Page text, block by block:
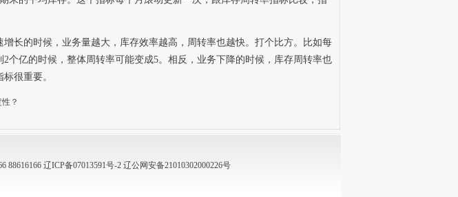
长的时候，业务量越大，库存效率越高，周转率也越快。打个比方。比如每
2个亿的时候，整体周转率可能变成5。相反，业务下降的时候，库存周转率也
很重要。
？
88616166 辽ICP备07013591号-2辽公网安备21010302000226号